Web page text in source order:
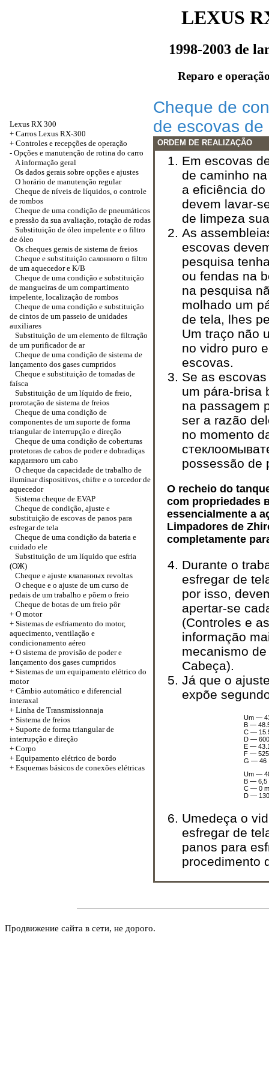
LEXUS
1998-2003 de
Reparo e
Lexus RX 300
+ Carros Lexus RX-300
+ Controles e recepções de operação
- Opções e manutenção de rotina do carro
A informação geral
Os dados gerais sobre opções e ajustes
O horário de manutenção regular
Cheque de níveis de líquidos, o controle
de rombos
Cheque de uma condição de pneumáticos
e pressão da sua avaliação, rotação de rodas
Substituição de óleo impelente e o filtro
de óleo
Os cheques gerais de sistema de freios
Cheque e substituição салонного o filtro
de um aquecedor e К/В
Cheque de uma condição e substituição
de mangueiras de um compartimento
impelente, localização de rombos
Cheque de uma condição e substituição
de cintos de um passeio de unidades
auxiliares
Substituição de um elemento de filtração
de um purificador de ar
Cheque de uma condição de sistema de
lançamento dos gases cumpridos
Cheque e substituição de tomadas de
faísca
Substituição de um líquido de freio,
prorotação de sistema de freios
Cheque de uma condição de
componentes de um suporte de forma
triangular de interrupção e direção
Cheque de uma condição de coberturas
protetoras de cabos de poder e dobradiças
карданного um cabo
O cheque da capacidade de trabalho de
iluminar dispositivos, chifre e o torcedor de
aquecedor
Sistema cheque de EVAP
Cheque de condição, ajuste e
substituição de escovas de panos para
esfregar de tela
Cheque de uma condição da bateria e
cuidado ele
Substituição de um líquido que esfria
(ОЖ)
Cheque e ajuste клапанных revoltas
O cheque e o ajuste de um curso de
pedais de um trabalho e põem o freio
Cheque de botas de um freio pôr
+ O motor
+ Sistemas de esfriamento do motor,
aquecimento, ventilação e
condicionamento aéreo
+ O sistema de provisão de poder e
lançamento dos gases cumpridos
+ Sistemas de um equipamento elétrico do
motor
+ Câmbio automático e diferencial
interaxal
+ Linha de Transmissionnaja
+ Sistema de freios
+ Suporte de forma triangular de
interrupção e direção
+ Corpo
+ Equipamento elétrico de bordo
+ Esquemas básicos de conexões elétricas
Cheque de
de escovas
ORDEM DE REALIZAÇÃO
Em escovas
de caminho
a eficiência
devem lavar-
de limpeza
As
escovas
pesquisa
ou fendas na
na pesquisa
molhado um
de tela, lhes
Um traço não
no vidro puro
escovas.
Se as
um pára-brisa
na passagem
ser a razão
no momento
possessão de
O recheio do
com propriedades
essencialmente a
Limpadores de
completamente
Durante o
esfregar de
por isso,
apertar-se
(Controles e
informação
mecanismo
Cabeça).
Já que o
expõe
Um —
B —
C —
D — 600
E —
F — 525
G — 46
Um —
B — 6,5
C — 0
D —
Umedeça o
esfregar de
panos para
procedimento
Продвижение сайта в сети, не дорого.